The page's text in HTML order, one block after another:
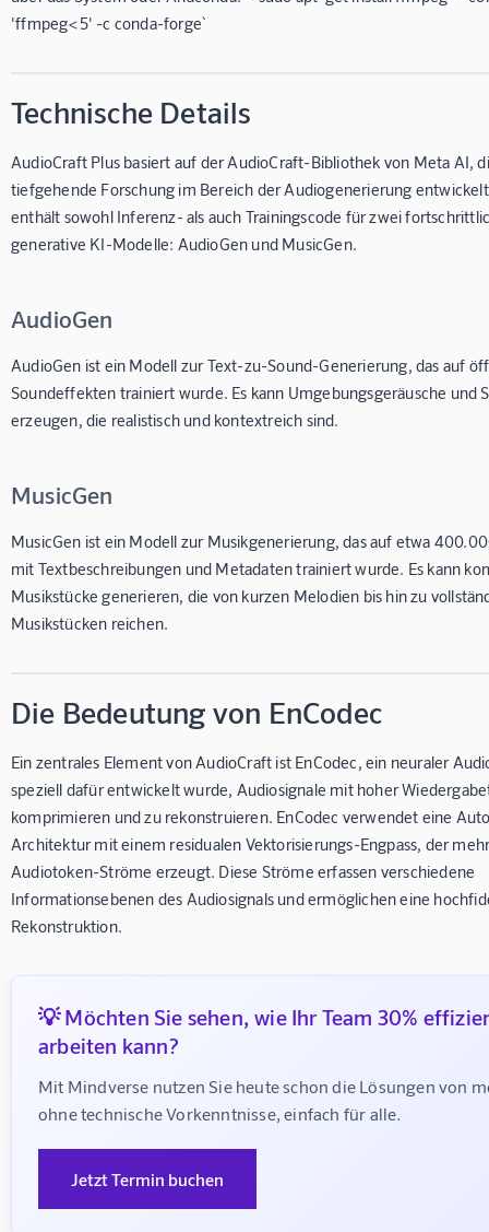
'ffmpeg<5' -c conda-forge`
Technische Details
AudioCraft Plus basiert auf der AudioCraft-Bibliothek von Meta AI,
tiefgehende Forschung im Bereich der Audiogenerierung
enthält sowohl Inferenz- als auch Trainingscode für zwei
generative KI-Modelle: AudioGen und MusicGen.
AudioGen
AudioGen ist ein Modell zur Text-zu-Sound-Generierung, das auf
Soundeffekten trainiert wurde. Es kann Umgebungsgeräusche und
erzeugen, die realistisch und kontextreich sind.
MusicGen
MusicGen ist ein Modell zur Musikgenerierung, das auf etwa
mit Textbeschreibungen und Metadaten trainiert wurde. Es kann
Musikstücke generieren, die von kurzen Melodien bis hin zu
Musikstücken reichen.
Die Bedeutung von EnCodec
Ein zentrales Element von AudioCraft ist EnCodec, ein neuraler
speziell dafür entwickelt wurde, Audiosignale mit hoher
komprimieren und zu rekonstruieren. EnCodec verwendet eine
Architektur mit einem residualen Vektorisierungs-Engpass, der
Audiotoken-Ströme erzeugt. Diese Ströme erfassen verschiedene
Informationsebenen des Audiosignals und ermöglichen eine
Rekonstruktion.
💡 Möchten Sie sehen, wie Ihr Team 30%
arbeiten kann?
Mit Mindverse nutzen Sie heute schon die Lösungen von
ohne technische Vorkenntnisse, einfach für alle.
Jetzt Termin buchen